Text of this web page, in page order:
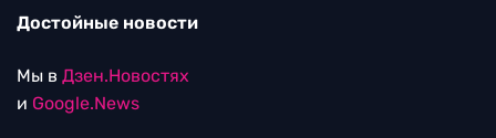
Достойные новости
Мы в Дзен.Новостях
и Google.News